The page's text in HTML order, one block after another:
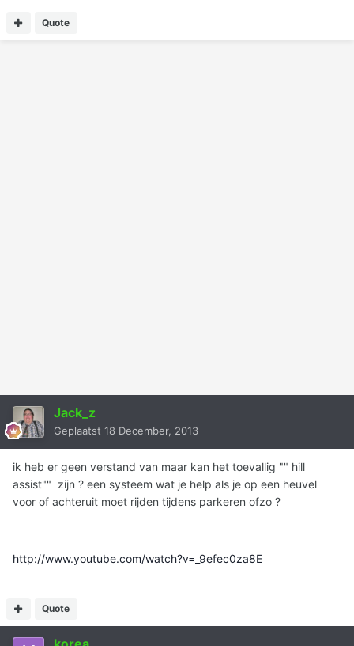
Quote
Jack_z
Geplaatst 18 December, 2013
ik heb er geen verstand van maar kan het toevallig "" hill
assist"" zijn ? een systeem wat je help als je op een heuvel
voor of achteruit moet rijden tijdens parkeren ofzo ?
http://www.youtube.com/watch?v=_9efec0za8E
Quote